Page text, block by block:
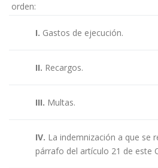
orden:
I. Gastos de ejecución.
II. Recargos.
III. Multas.
IV. La indemnización a que se
párrafo del artículo 21 de este